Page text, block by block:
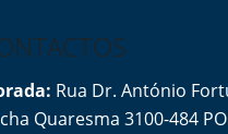
Rua Dr. António
Quaresma 3100-484